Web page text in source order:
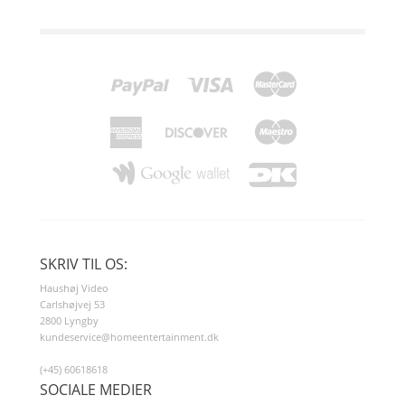
SKRIV TIL OS:
Haushøj Video
Carlshøjvej 53
2800 Lyngby
kundeservice@homeentertainment.dk
(+45) 60618618
SOCIALE MEDIER